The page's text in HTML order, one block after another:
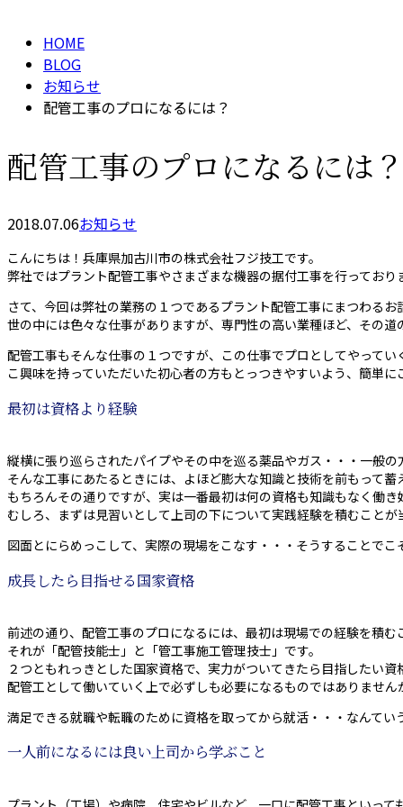
HOME
BLOG
お知らせ
配管工事のプロになるには？
配管工事のプロになるには
2018.07.06お知らせ
こんにちは！兵庫県加古川市の株式会社フジ技工です。
弊社ではプラント配管工事やさまざまな機器の据付工事を行っており
さて、今回は弊社の業務の１つであるプラント配管工事にまつわるお
世の中には色々な仕事がありますが、専門性の高い業種ほど、その
配管工事もそんな仕事の１つですが、この仕事でプロとしてやって
こ興味を持っていただいた初心者の方もとっつきやすいよう、簡単
最初は資格より経験
縦横に張り巡らされたパイプやその中を巡る薬品やガス・・・一般
そんな工事にあたるときには、よほど膨大な知識と技術を前もって
もちろんその通りですが、実は一番最初は何の資格も知識もなく働
むしろ、まずは見習いとして上司の下について実践経験を積むこと
図面とにらめっこして、実際の現場をこなす・・・そうすることでこ
成長したら目指せる国家資格
前述の通り、配管工事のプロになるには、最初は現場での経験を積
それが「配管技能士」と「管工事施工管理技士」です。
２つともれっきとした国家資格で、実力がついてきたら目指したい資
配管工として働いていく上で必ずしも必要になるものではありませ
満足できる就職や転職のために資格を取ってから就活・・・なんて
一人前になるには良い上司から学ぶこと